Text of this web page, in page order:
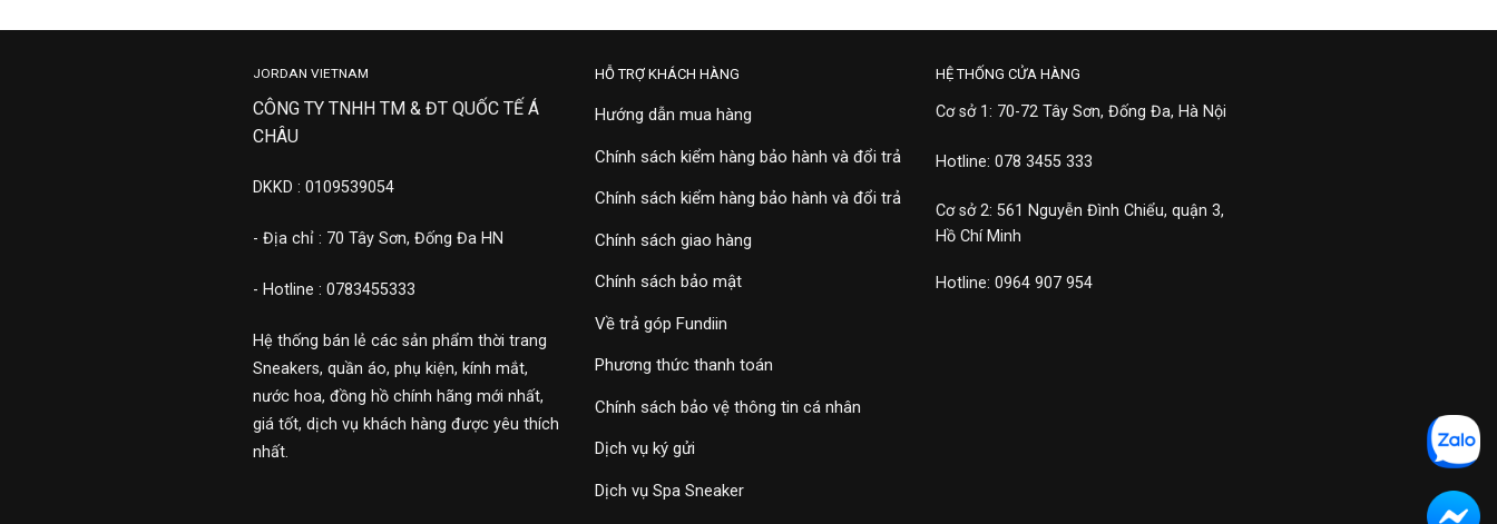
JORDAN VIETNAM
CÔNG TY TNHH TM & ĐT QUỐC TẾ Á
CHÂU
DKKD : 0109539054
- Địa chỉ : 70 Tây Sơn, Đống Đa HN
- Hotline : 0783455333
Hệ thống bán lẻ các sản phẩm thời trang
Sneakers, quần áo, phụ kiện, kính mắt,
nước hoa, đồng hồ chính hãng mới nhất,
giá tốt, dịch vụ khách hàng được yêu thích
nhất.
HỖ TRỢ KHÁCH HÀNG
Hướng dẫn mua hàng
Chính sách kiểm hàng bảo hành và đổi trả
Chính sách kiểm hàng bảo hành và đổi trả
Chính sách giao hàng
Chính sách bảo mật
Về trả góp Fundiin
Phương thức thanh toán
Chính sách bảo vệ thông tin cá nhân
Dịch vụ ký gửi
Dịch vụ Spa Sneaker
HỆ THỐNG CỬA HÀNG
Cơ sở 1: 70-72 Tây Sơn, Đống Đa, Hà Nội
Hotline: 078 3455 333
Cơ sở 2: 561 Nguyễn Đình Chiểu, quận 3,
Hồ Chí Minh
Hotline: 0964 907 954